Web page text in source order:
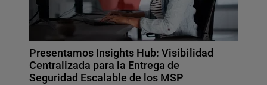
Presentamos Insights Hub: Visibilidad
Centralizada para la Entrega de
Seguridad Escalable de los MSP